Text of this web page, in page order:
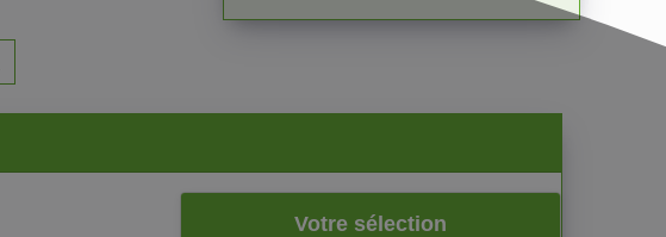
Votre sélection